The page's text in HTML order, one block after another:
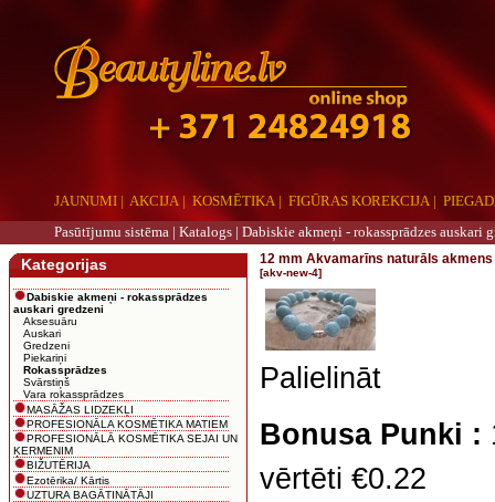
JAUNUMI | AKCIJA | KOSMĒTIKA | FIGŪRAS KOREKCIJA|
Pasūtījumu sistēma | Katalogs | Dabiskie akmeņi - rokassprādzes auskari
Kategorijas
Dabiskie akmeņi - rokassprādzes
auskari gredzeni
Aksesuāru
Auskari
Gredzeni
Piekariņi
Rokassprādzes
Svārstiņš
Vara rokassprādzes
MASĀŽAS LIDZEKĻI
PROFESIONĀLA KOSMĒTIKA MATIEM
PROFESIONĀLĀ KOSMĒTIKA SEJAI UN
ĶERMENIM
BIŽUTĒRIJA
Ezotērika/ Kārtis
UZTURA BAGĀTINĀTĀJI
12 mm Akvamarīns naturāls
[akv-new-4]
Palielināt
Bonusa Punki :
vērtēti €0.22